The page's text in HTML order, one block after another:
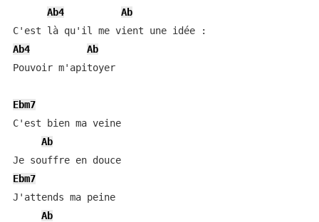
Ab4
Ab
Ab4
Ab
Pouvoir m'apitoyer
Ebm7
C'est bien ma veine
Ab
Je souffre en douce
Ebm7
J'attends ma peine
Ab